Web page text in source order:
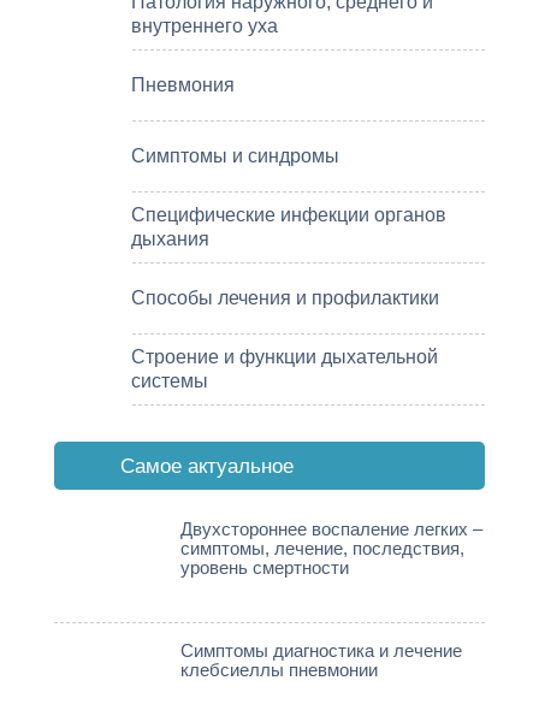
внутреннего уха
Пневмония
Симптомы и синдромы
Специфические инфекции органов
дыхания
Способы лечения и профилактики
Строение и функции дыхательной
системы
Cамое актуальное
Двухстороннее воспаление легких –
симптомы, лечение, последствия,
уровень смертности
Симптомы диагностика и лечение
клебсиеллы пневмонии